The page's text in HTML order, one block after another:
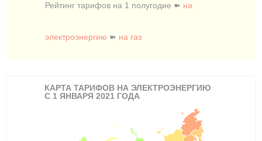
Рейтинг тарифов на 1 полугодие ➽ на
электроэнергию ➽ на газ
КАРТА ТАРИФОВ НА ЭЛЕКТРОЭНЕРГИЮ
С 1 ЯНВАРЯ 2021 ГОДА